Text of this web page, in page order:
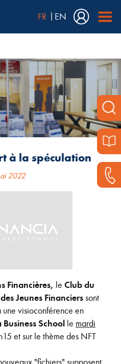
FR EN
à la spéculation
2022
Financières, le Club du
Jeunes Financierssont
visioconférence en
Business School le mardi
et sur le thème des NFT